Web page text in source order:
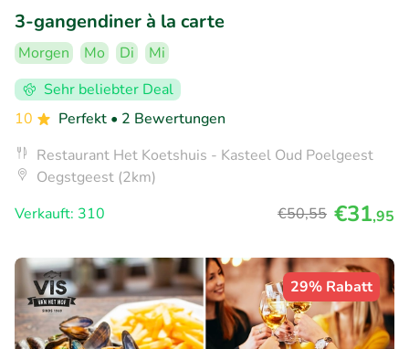
3-gangendiner à la carte
Morgen Mo Di
Mi
Sehr beliebter Deal
10
Perfekt • 2 Bewertungen
Restaurant Het Koetshuis - Kasteel Oud Poelgeest
Oegstgeest (2km)
Verkauft: 310
€50,55 €31,95
29% Rabatt